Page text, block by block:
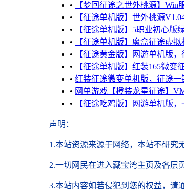
•
【梦回征途之世外桃源】Win
•
【征途单机版】世外桃源
•
【征途单机版】5职业初心版
•
【征途单机版】魔盒征途虚
•
【征途黄金版】网游单机版
•
【征途单机版】红装165微变
• 红装征途微变单机版，征途一
• 网单游戏【橙装龙星征途】
•
【征途吃鸡版】网游单机版
声明 ：
1.本站资源来源于网络， 本站不研究
2.一切网民在进入藏宝湾主页及各层
3.本站内容如若侵犯到您的权益，请